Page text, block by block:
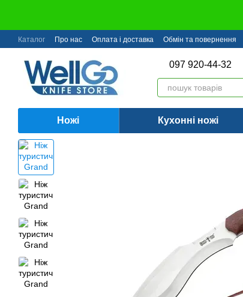
Каталог Про нас Оплата і доставка Обмін та повернення
097 920-44-32
Ножі Кухонні ножі